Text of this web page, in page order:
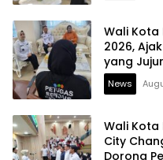
Wali Kota
2026,
yang Jujur
News
Wali Kota
City
Dorong